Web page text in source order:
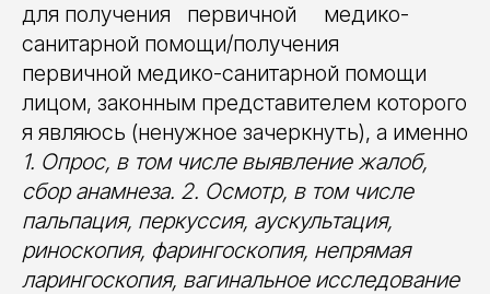
для получения первичной медико-
санитарной помощи/получения
первичной медико-санитарной помощи
лицом, законным представителем которого
я являюсь (ненужное зачеркнуть), а именно
1. Опрос, в том числе выявление жалоб,
сбор анамнеза. 2. Осмотр, в том числе
пальпация, перкуссия, аускультация,
риноскопия, фарингоскопия, непрямая
ларингоскопия, вагинальное исследование